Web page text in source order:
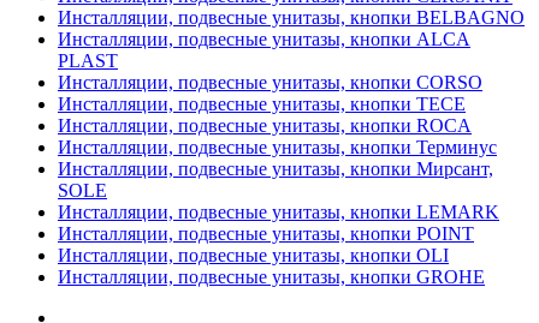
Инсталляции, подвесные унитазы, кнопки BELBAGNO
Инсталляции, подвесные унитазы, кнопки ALCA
PLAST
Инсталляции, подвесные унитазы, кнопки CORSO
Инсталляции, подвесные унитазы, кнопки TECE
Инсталляции, подвесные унитазы, кнопки ROCA
Инсталляции, подвесные унитазы, кнопки Терминус
Инсталляции, подвесные унитазы, кнопки Мирсант,
SOLE
Инсталляции, подвесные унитазы, кнопки LEMARK
Инсталляции, подвесные унитазы, кнопки POINT
Инсталляции, подвесные унитазы, кнопки OLI
Инсталляции, подвесные унитазы, кнопки GROHE